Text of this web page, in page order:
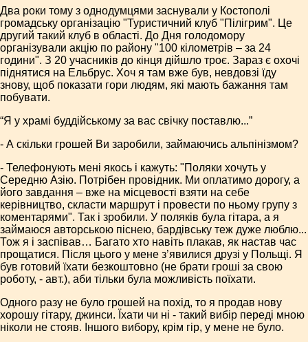
Два роки тому з однодумцями заснували у Костополі
громадську організацію "Туристичний клуб "Пілігрим". Це
другий такий клуб в області. До Дня голодомору
організували акцію по району "100 кілометрів – за 24
години". З 20 учасників до кінця дійшло троє. Зараз є охочі
піднятися на Ельбрус. Хоч я там вже був, невдовзі їду
знову, щоб показати гори людям, які мають бажання там
побувати.
“Я у храмі буддійському за вас свічку поставлю...”
- А скільки грошей Ви заробили, займаючись альпінізмом?
- Телефонують мені якось і кажуть: "Поляки хочуть у
Середню Азію. Потрібен провідник. Ми оплатимо дорогу, а
його завдання – вже на місцевості взяти на себе
керівництво, скласти маршрут і провести по ньому групу з
коментарями". Так і зробили. У поляків була гітара, а я
займаюся авторською піснею, бардівську теж дуже люблю...
Тож я і заспівав… Багато хто навіть плакав, як настав час
прощатися. Після цього у мене з’явилися друзі у Польщі. Я
був готовий їхати безкоштовно (не брати гроші за свою
роботу, - авт.), аби тільки була можливість поїхати.
Одного разу не було грошей на похід, то я продав нову
хорошу гітару, джинси. Їхати чи ні - такий вибір переді мною
ніколи не стояв. Іншого вибору, крім гір, у мене не було.